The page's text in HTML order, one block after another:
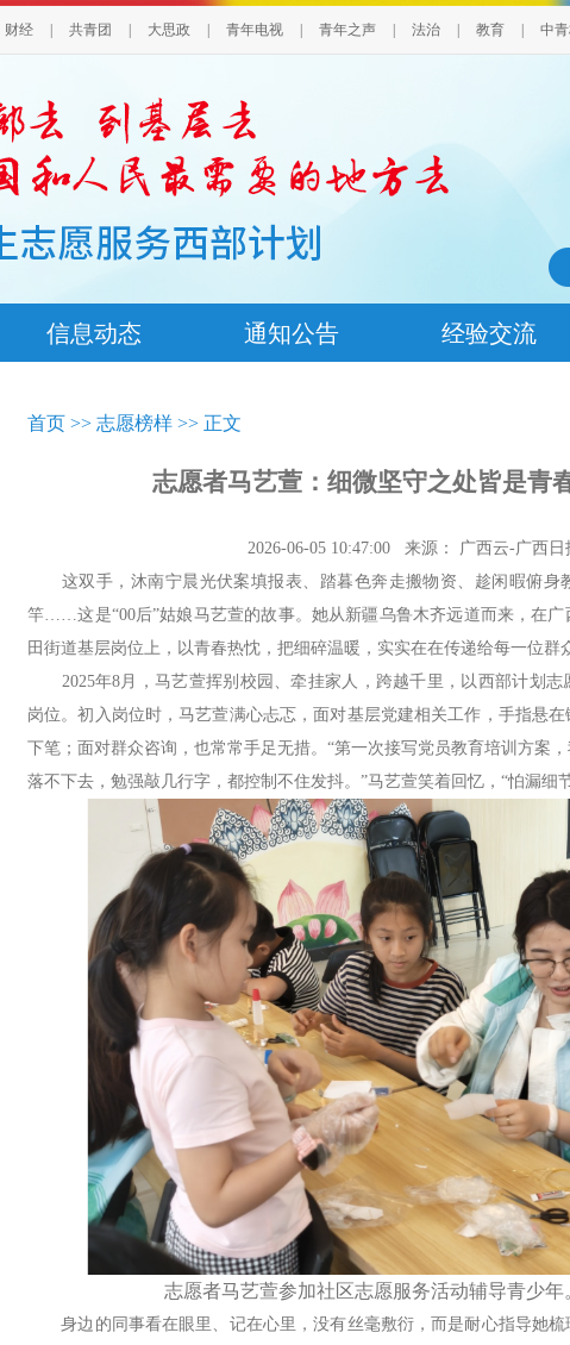
财经 共青团 大思政 青年电视 青年之声 法治 教育 中
信息动态 通知公告 经验交流
首页 >> 志愿榜样 >> 正文
志愿者马艺萱：细微坚守之处皆是青
2026-06-05 10:47:00 来源： 广西云-广西日
这双手，沐南宁晨光伏案填报表、踏暮色奔走搬物资、趁闲暇俯身
竿……这是“00后”姑娘马艺萱的故事。她从新疆乌鲁木齐远道而来，在
田街道基层岗位上，以青春热忱，把细碎温暖，实实在在传递给每一位群
2025年8月，马艺萱挥别校园、牵挂家人，跨越千里，以西部计划志
岗位。初入岗位时，马艺萱满心忐忑，面对基层党建相关工作，手指悬
下笔；面对群众咨询，也常常手足无措。“第一次接写党员教育培训方案
落不下去，勉强敲几行字，都控制不住发抖。”马艺萱笑着回忆，“怕漏细
志愿者马艺萱参加社区志愿服务活动辅导青少年
身边的同事看在眼里、记在心里，没有丝毫敷衍，而是耐心指导她梳